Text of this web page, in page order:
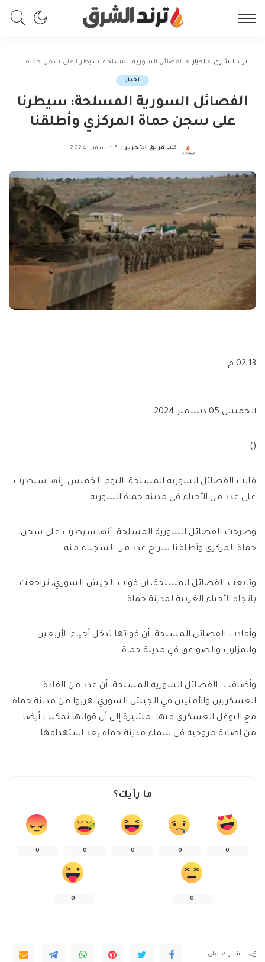
ترند الشرق > اخبار > الفصائل السورية المسلحة: سيطرنا على سجن حماة المركزي وأطلقنا
اخبار
الفصائل السورية المسلحة: سيطرنا
على سجن حماة المركزي وأطلقنا
Posted
كتب فريق التحرير 5 ديسمبر، 2024
02:13 م
الخميس 05 ديسمبر 2024
()
قالت الفصائل السورية المسلحة، اليوم الخميس، إنها سيطرت
على عدد من الأحياء في مدينة حماة السورية.
وصرحت الفصائل السورية المسلحة، أنها سيطرت على سجن
حماة المركزي وأطلقنا سراح عدد من السجناء منه.
وتابعت الفصائل المسلحة، أن قوات الجيش السوري، تراجعت
باتجاه الأحياء الغربية لمدينة حماة.
وأفادت الفصائل المسلحة، أن قواتها تدخل أحياء الأربعين
والمزارب والصواعق في مدينة حماة.
وأضافت، الفصائل السورية المسلحة، أن عدد من القادة
العسكريين والأمنيين في الجيش السوري، هربوا من مدينة حماة
مع التوغل العسكري فيها، مشيرة إلى أن قواتها تمكنت أيضا
من إصابة مروحية في سماء مدينة حماة بعد استهدافها.
ما رأيك؟
0
0
0
0
0
0
0
شارك على